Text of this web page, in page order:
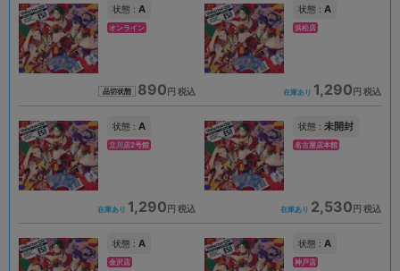
状態 : A
オンライン
品切状態 890 円 税込
状態 : A
浜松店
在庫あり 1,290 円 税込
状態 : A
立川店2号館
在庫あり 1,290 円 税込
状態 : 未開封
名古屋店本館
在庫あり 2,530 円 税込
状態 : A
金沢店
状態 : A
神戸店